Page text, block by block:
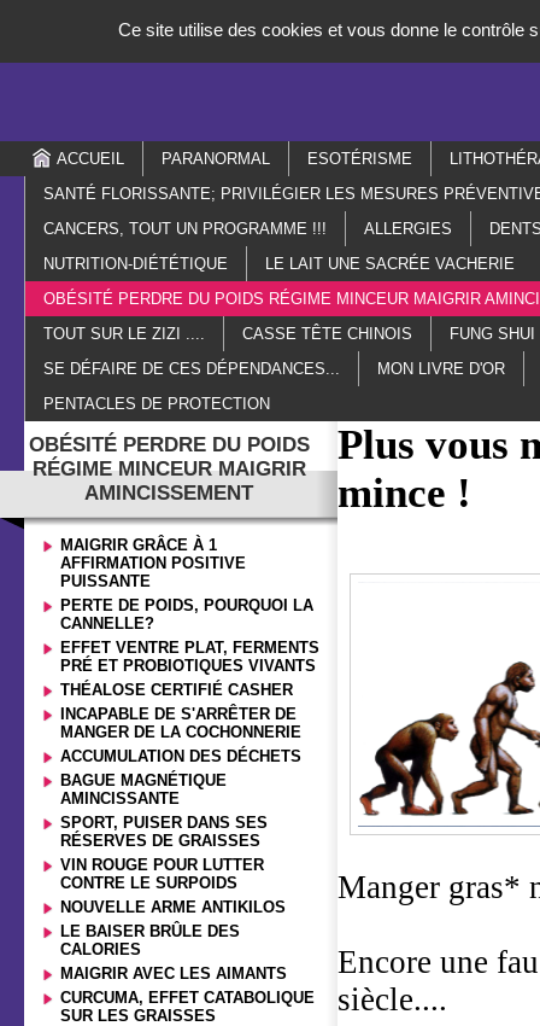
ACCUEIL PARANORMAL ESOTÉRISME
SANTÉ FLORISSANTE; PRIVILÉGIER LES MESURES
CANCERS, TOUT UN PROGRAMME !!!
ALLERGIES
NUTRITION-DIÉTÉTIQUE
LE LAIT UNE SACRÉE VACHERIE
OBÉSITÉ PERDRE DU POIDS RÉGIME MINCEUR MAIGRIR
TOUT SUR LE ZIZI ....
CASSE TÊTE CHINOIS
FUNG SHUI
SE DÉFAIRE DE CES DÉPENDANCES...
MON LIVRE D'OR
PENTACLES DE PROTECTION
OBÉSITÉ PERDRE DU POIDS
RÉGIME MINCEUR MAIGRIR
AMINCISSEMENT
MAIGRIR GRÂCE À 1
AFFIRMATION POSITIVE
PUISSANTE
PERTE DE POIDS, POURQUOI LA
CANNELLE?
EFFET VENTRE PLAT, FERMENTS
PRÉ ET PROBIOTIQUES VIVANTS
THÉALOSE CERTIFIÉ CASHER
INCAPABLE DE S'ARRÊTER DE
MANGER DE LA COCHONNERIE
ACCUMULATION DES DÉCHETS
BAGUE MAGNÉTIQUE
AMINCISSANTE
SPORT, PUISER DANS SES
RÉSERVES DE GRAISSES
VIN ROUGE POUR LUTTER
CONTRE LE SURPOIDS
NOUVELLE ARME ANTIKILOS
LE BAISER BRÛLE DES
CALORIES
MAIGRIR AVEC LES AIMANTS
CURCUMA, EFFET CATABOLIQUE
SUR LES GRAISSES
Plus vous
mince !
Manger gras*
Encore une
siècle....
Ce site utilise des cookies et vous donne le contrôle